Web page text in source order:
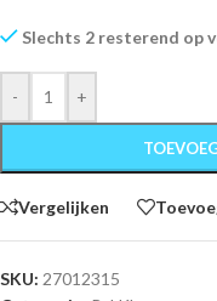
Slechts 2 resterend op
- +
Vergelijken
SKU: 27012315